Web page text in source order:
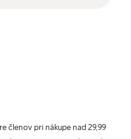
členov pri nákupe nad 29,99